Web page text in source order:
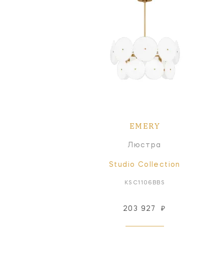
EMERY
Люстра
Studio Collection
KSC1106BBS
203 927 ₽